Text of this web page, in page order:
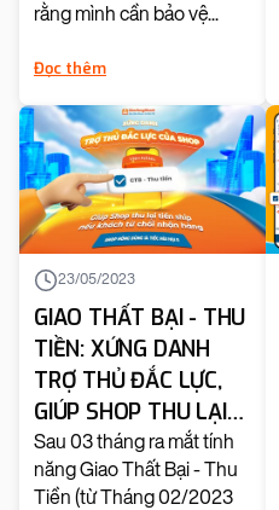
rằng mình cần bảo vệ...
Đọc thêm
23/05/2023
GIAO THẤT BẠI - THU
TIỀN: XỨNG DANH
TRỢ THỦ ĐẮC LỰC,
GIÚP SHOP THU LẠI
PHÍ SHIP KHI KHÁCH
TỪ CHỐI NHẬN HÀNG
Sau 03 tháng ra mắt tính
năng Giao Thất Bại - Thu
Tiền (từ Tháng 02/2023